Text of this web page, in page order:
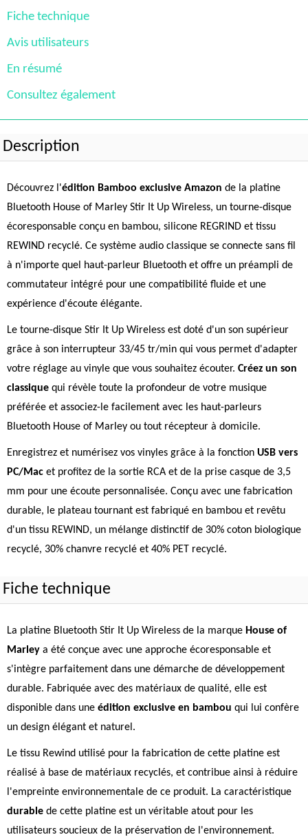
Fiche technique
Avis utilisateurs
En résumé
Consultez également
Description
Découvrez l'édition Bamboo exclusive Amazon de la platine
Bluetooth House of Marley Stir It Up Wireless, un tourne-disque
écoresponsable conçu en bambou, silicone REGRIND et tissu
REWIND recyclé. Ce système audio classique se connecte sans fil
à n'importe quel haut-parleur Bluetooth et offre un préampli de
commutateur intégré pour une compatibilité fluide et une
expérience d'écoute élégante.
Le tourne-disque Stir It Up Wireless est doté d'un son supérieur
grâce à son interrupteur 33/45 tr/min qui vous permet d'adapter
votre réglage au vinyle que vous souhaitez écouter. Créez un son
classique qui révèle toute la profondeur de votre musique
préférée et associez-le facilement avec les haut-parleurs
Bluetooth House of Marley ou tout récepteur à domicile.
Enregistrez et numérisez vos vinyles grâce à la fonction USB vers
PC/Mac et profitez de la sortie RCA et de la prise casque de 3,5
mm pour une écoute personnalisée. Conçu avec une fabrication
durable, le plateau tournant est fabriqué en bambou et revêtu
d'un tissu REWIND, un mélange distinctif de 30% coton biologique
recyclé, 30% chanvre recyclé et 40% PET recyclé.
Fiche technique
La platine Bluetooth Stir It Up Wireless de la marque House of
Marley a été conçue avec une approche écoresponsable et
s'intègre parfaitement dans une démarche de développement
durable. Fabriquée avec des matériaux de qualité, elle est
disponible dans une édition exclusive en bambou qui lui confère
un design élégant et naturel.
Le tissu Rewind utilisé pour la fabrication de cette platine est
réalisé à base de matériaux recyclés, et contribue ainsi à réduire
l'empreinte environnementale de ce produit. La caractéristique
durable de cette platine est un véritable atout pour les
utilisateurs soucieux de la préservation de l'environnement.